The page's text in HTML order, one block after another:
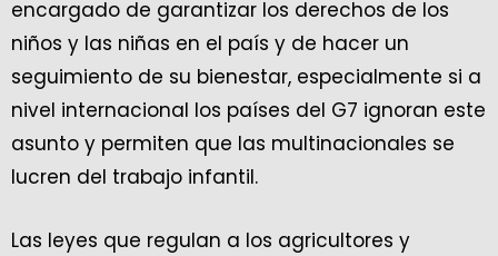
encargado de garantizar los derechos de los
niños y las niñas en el país y de hacer un
seguimiento de su bienestar, especialmente si a
nivel internacional los países del G7 ignoran este
asunto y permiten que las multinacionales se
lucren del trabajo infantil.
Las leyes que regulan a los agricultores y